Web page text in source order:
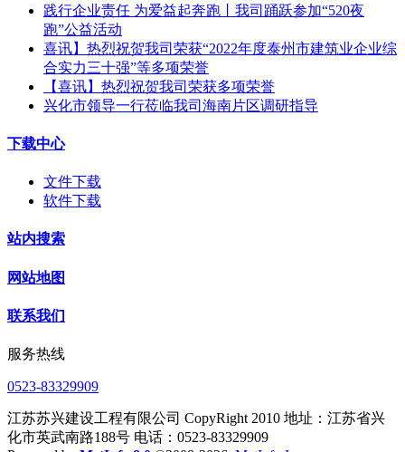
践行企业责任 为爱益起奔跑丨我司踊跃参加“520夜
跑”公益活动
喜讯】热烈祝贺我司荣获“2022年度泰州市建筑业企业综
合实力三十强”等多项荣誉
【喜讯】热烈祝贺我司荣获多项荣誉​
兴化市领导一行莅临我司海南片区调研指导
下载中心
文件下载
软件下载
站内搜索
网站地图
联系我们
服务热线
0523-83329909
江苏苏兴建设工程有限公司 CopyRight 2010 地址：江苏省兴
化市英武南路188号 电话：0523-83329909